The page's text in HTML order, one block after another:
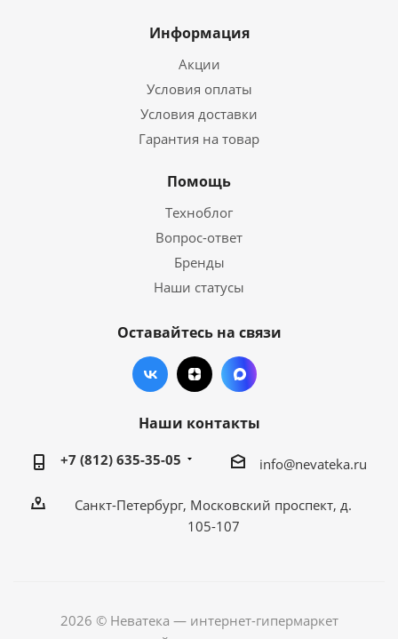
Информация
Акции
Условия оплаты
Условия доставки
Гарантия на товар
Помощь
Техноблог
Вопрос-ответ
Бренды
Наши статусы
Оставайтесь на связи
Наши контакты
+7 (812) 635-35-05 info@nevateka.ru
Санкт-Петербург, Московский проспект, д.
105-107
2026 © Неватека — интернет-гипермаркет